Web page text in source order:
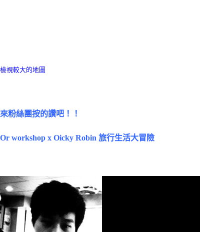
檢視較大的地圖
來粉絲團按的讚吧！！
Or workshop x Oicky Robin 旅行生活大冒險